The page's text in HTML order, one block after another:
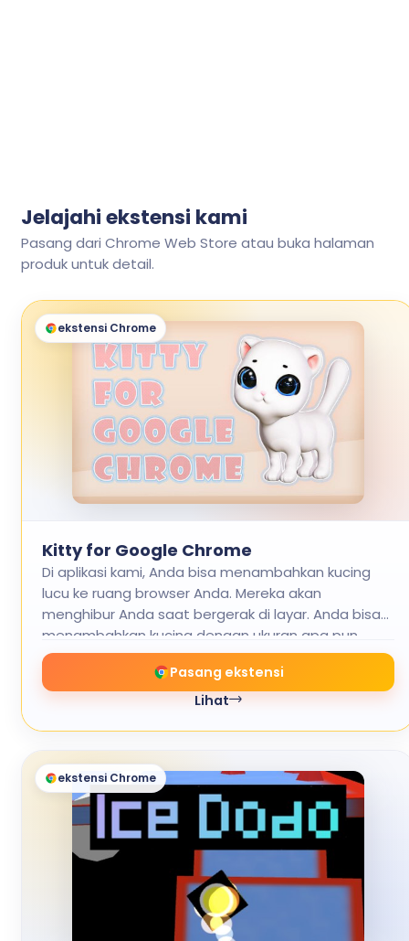
Jelajahi ekstensi kami
Pasang dari Chrome Web Store atau buka halaman
produk untuk detail.
ekstensi Chrome
Kitty for Google Chrome
Di aplikasi kami, Anda bisa menambahkan kucing
lucu ke ruang browser Anda. Mereka akan
menghibur Anda saat bergerak di layar. Anda bisa
menambahkan kucing dengan ukuran apa pun.
Pasang ekstensi
Lihat
ekstensi Chrome